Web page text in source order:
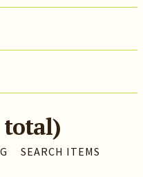
total)
SEARCH ITEMS